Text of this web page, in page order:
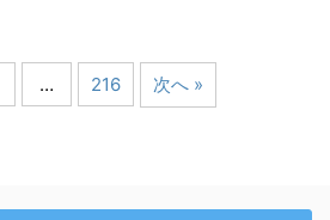
… 216 次へ »